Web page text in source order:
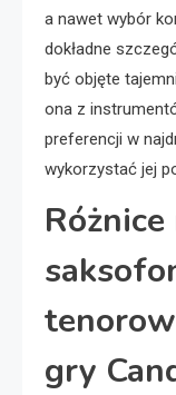
a nawet wybór
dokładne
być objęte
ona z
preferencji w
wykorzystać jej
gry